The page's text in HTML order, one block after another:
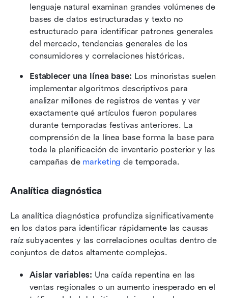
lenguaje natural examinan grandes volúmenes de
bases de datos estructuradas y texto no
estructurado para identificar patrones generales
del mercado, tendencias generales de los
consumidores y correlaciones históricas.
Establecer una línea base: Los minoristas suelen
implementar algoritmos descriptivos para
analizar millones de registros de ventas y ver
exactamente qué artículos fueron populares
durante temporadas festivas anteriores. La
comprensión de la línea base forma la base para
toda la planificación de inventario posterior y las
campañas de marketing de temporada.
Analítica diagnóstica
La analítica diagnóstica profundiza significativamente
en los datos para identificar rápidamente las causas
raíz subyacentes y las correlaciones ocultas dentro de
conjuntos de datos altamente complejos.
Aislar variables: Una caída repentina en las
ventas regionales o un aumento inesperado en el